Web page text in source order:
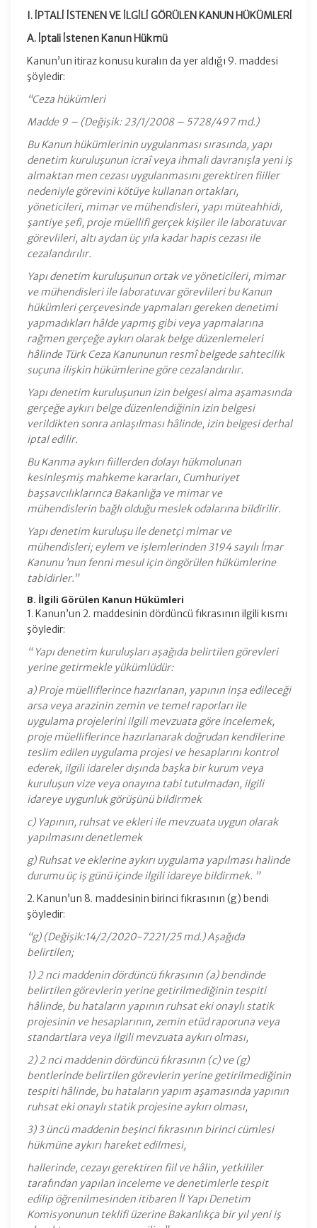
I. İPTALİ İSTENEN VE İLGİLİ GÖRÜLEN KANUN HÜKÜMLERİ
A. İptali İstenen Kanun Hükmü
Kanun’un itiraz konusu kuralın da yer aldığı 9. maddesi
şöyledir:
“Ceza hükümleri
Madde 9 – (Değişik: 23/1/2008 – 5728/497 md.)
Bu Kanun hükümlerinin uygulanması sırasında, yapı
denetim kuruluşunun icraî veya ihmali davranışla yeni iş
almaktan men cezası uygulanmasını gerektiren fiiller
nedeniyle görevini kötüye kullanan ortakları,
yöneticileri, mimar ve mühendisleri, yapı müteahhidi,
şantiye şefi, proje müellifi gerçek kişiler ile laboratuvar
görevlileri, altı aydan üç yıla kadar hapis cezası ile
cezalandırılır.
Yapı denetim kuruluşunun ortak ve yöneticileri, mimar
ve mühendisleri ile laboratuvar görevlileri bu Kanun
hükümleri çerçevesinde yapmaları gereken denetimi
yapmadıkları hâlde yapmış gibi veya yapmalarına
rağmen gerçeğe aykırı olarak belge düzenlemeleri
hâlinde Türk Ceza Kanununun resmî belgede sahtecilik
suçuna ilişkin hükümlerine göre cezalandırılır.
Yapı denetim kuruluşunun izin belgesi alma aşamasında
gerçeğe aykırı belge düzenlendiğinin izin belgesi
verildikten sonra anlaşılması hâlinde, izin belgesi derhal
iptal edilir.
Bu Kanma aykırı fiillerden dolayı hükmolunan
kesinleşmiş mahkeme kararları, Cumhuriyet
başsavcılıklarınca Bakanlığa ve mimar ve
mühendislerin bağlı olduğu meslek odalarına bildirilir.
Yapı denetim kuruluşu ile denetçi mimar ve
mühendisleri; eylem ve işlemlerinden 3194 sayılı İmar
Kanunu ’nun fenni mesul için öngörülen hükümlerine
tabidirler.”
B. İlgili Görülen Kanun Hükümleri
1. Kanun’un 2. maddesinin dördüncü fıkrasının ilgili kısmı
şöyledir:
“ Yapı denetim kuruluşları aşağıda belirtilen görevleri
yerine getirmekle yükümlüdür:
a) Proje müelliflerince hazırlanan, yapının inşa edileceği
arsa veya arazinin zemin ve temel raporları ile
uygulama projelerini ilgili mevzuata göre incelemek,
proje müelliflerince hazırlanarak doğrudan kendilerine
teslim edilen uygulama projesi ve hesaplarını kontrol
ederek, ilgili idareler dışında başka bir kurum veya
kuruluşun vize veya onayına tabi tutulmadan, ilgili
idareye uygunluk görüşünü bildirmek
c) Yapının, ruhsat ve ekleri ile mevzuata uygun olarak
yapılmasını denetlemek
g) Ruhsat ve eklerine aykırı uygulama yapılması halinde
durumu üç iş günü içinde ilgili idareye bildirmek. ”
2. Kanun’un 8. maddesinin birinci fıkrasının (g) bendi
şöyledir:
“g) (Değişik:14/2/2020-7221/25 md.) Aşağıda
belirtilen;
1) 2 nci maddenin dördüncü fıkrasının (a) bendinde
belirtilen görevlerin yerine getirilmediğinin tespiti
hâlinde, bu hataların yapının ruhsat eki onaylı statik
projesinin ve hesaplarının, zemin etüd raporuna veya
standartlara veya ilgili mevzuata aykırı olması,
2) 2 nci maddenin dördüncü fıkrasının (c) ve (g)
bentlerinde belirtilen görevlerin yerine getirilmediğinin
tespiti hâlinde, bu hataların yapım aşamasında yapının
ruhsat eki onaylı statik projesine aykırı olması,
3) 3 üncü maddenin beşinci fıkrasının birinci cümlesi
hükmüne aykırı hareket edilmesi,
hallerinde, cezayı gerektiren fiil ve hâlin, yetkililer
tarafından yapılan inceleme ve denetimlerle tespit
edilip öğrenilmesinden itibaren İl Yapı Denetim
Komisyonunun teklifi üzerine Bakanlıkça bir yıl yeni iş